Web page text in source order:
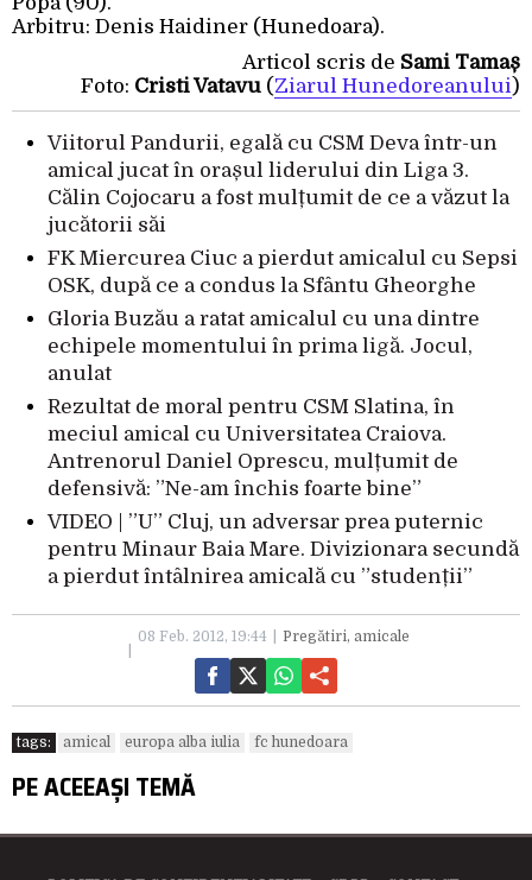
Arbitru: Denis Haidiner (Hunedoara).
Articol scris de Sami Tamaș
Foto: Cristi Vatavu (Ziarul Hunedoreanului)
Viitorul Pandurii, egală cu CSM Deva într-un
amical jucat în orașul liderului din Liga 3.
Călin Cojocaru a fost mulțumit de ce a văzut la
jucătorii săi
FK Miercurea Ciuc a pierdut amicalul cu Sepsi
OSK, după ce a condus la Sfântu Gheorghe
Gloria Buzău a ratat amicalul cu una dintre
echipele momentului în prima ligă. Jocul,
anulat
Rezultat de moral pentru CSM Slatina, în
meciul amical cu Universitatea Craiova.
Antrenorul Daniel Oprescu, mulțumit de
defensivă: ”Ne-am închis foarte bine”
VIDEO | ”U” Cluj, un adversar prea puternic
pentru Minaur Baia Mare. Divizionara secundă
a pierdut întâlnirea amicală cu ”studenții”
08 Feb. 2012, 19:44 Pregătiri, amicale
tags: amical europa alba iulia fc hunedoara
PE ACEEAȘI TEMĂ